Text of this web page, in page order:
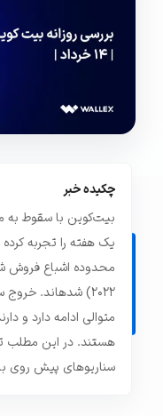
چکیده خبر
متوالی ادامه دارد و
هستند. در این مطلب
سناریوهای پیش روی